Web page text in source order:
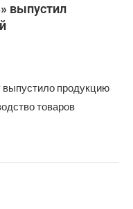
выпустил
продукцию
товаров